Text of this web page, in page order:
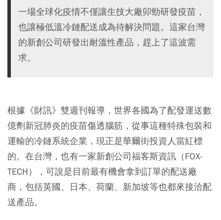
一場全球化疫情不僅讓生技大廠卯勁研發疫苗，
也讓極低溫冷鏈配送成為待解決問題。這家台灣
的新創公司研發出耐溫性產品，趕上了這波需
求。
根據《財訊》雙週刊報導，世界各國為了配發運送數
億劑新冠肺炎的疫苗傷透腦筋，從事這種特殊包裝和
運輸的冷鏈系統企業，現正是華爾街投資人當紅標
的。在台灣，也有一家新創公司福客斯資訊（FOX-
TECH），可說是目前最有機會拿到訂單的配送廠
商，包括英國、日本、荷蘭、新加坡等也都來接洽配
送產品。